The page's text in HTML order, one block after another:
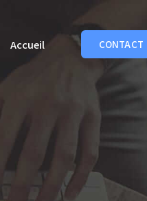
Accueil CONTACT